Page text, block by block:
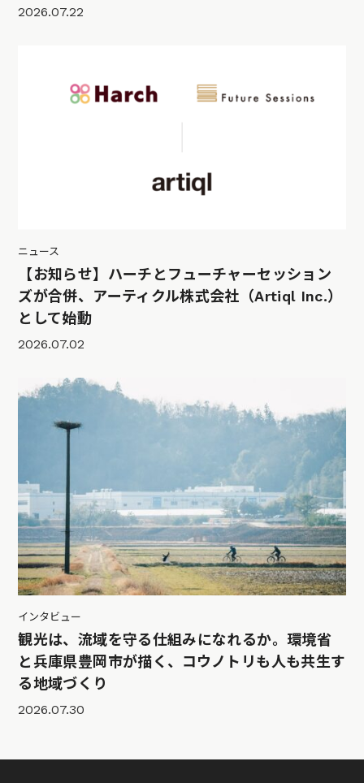
2026.07.22
ニュース
【お知らせ】ハーチとフューチャーセッション
ズが合併、アーティクル株式会社（Artiql Inc.）
として始動
2026.07.02
インタビュー
観光は、流域を守る仕組みになれるか。環境省
と兵庫県豊岡市が描く、コウノトリも人も共生す
る地域づくり
2026.07.30